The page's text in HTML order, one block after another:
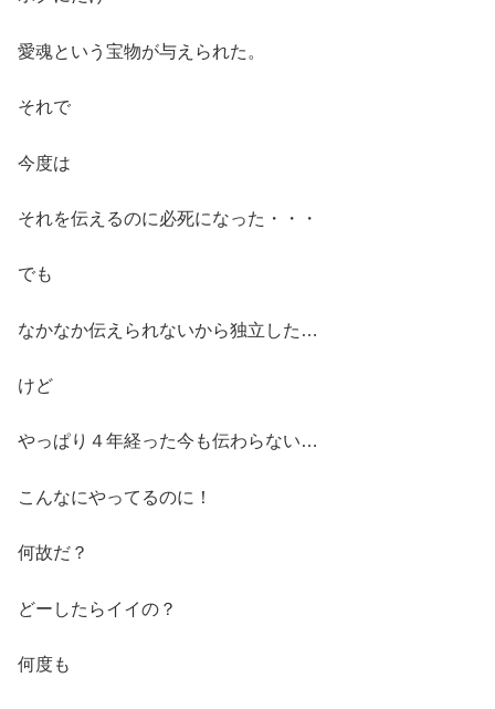
愛魂という宝物が与えられた。
それで
今度は
それを伝えるのに必死になった・・・
でも
なかなか伝えられないから独立した…
けど
やっぱり４年経った今も伝わらない…
こんなにやってるのに！
何故だ？
どーしたらイイの？
何度も